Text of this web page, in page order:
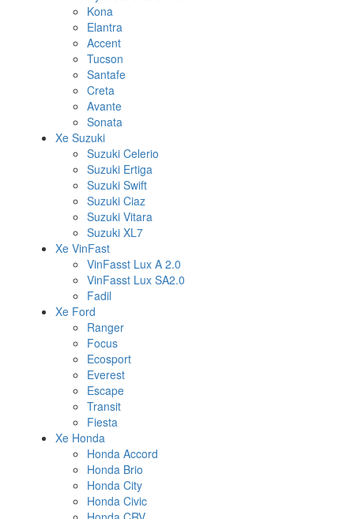
Kona
Elantra
Accent
Tucson
Santafe
Creta
Avante
Sonata
Xe Suzuki
Suzuki Celerio
Suzuki Ertiga
Suzuki Swift
Suzuki Ciaz
Suzuki Vitara
Suzuki XL7
Xe VinFast
VinFasst Lux A 2.0
VinFasst Lux SA2.0
Fadil
Xe Ford
Ranger
Focus
Ecosport
Everest
Escape
Transit
Fiesta
Xe Honda
Honda Accord
Honda Brio
Honda City
Honda Civic